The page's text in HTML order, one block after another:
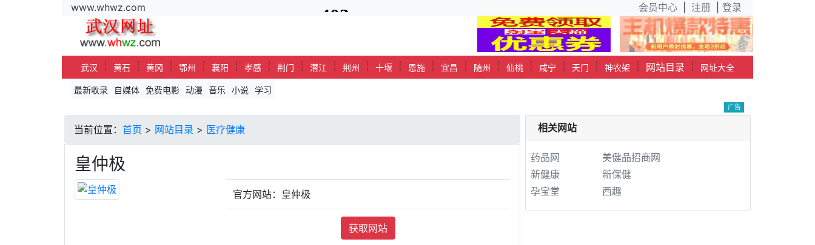
www.whwz.com 会员中心 注册 登录
武汉 ┊ 黄石 ┊ 黄冈 ┊ 鄂州 ┊ 襄阳 ┊ 孝感 ┊ 荆门 ┊ 潜江 ┊ 荆州 ┊ 十堰 ┊ 恩施 ┊ 宜昌 ┊ 随州 ┊ 仙桃 ┊ 咸宁 ┊ 天门 ┊ 神农架 ┊ 网站目录 ┊ 网址大全
最新收录 自媒体 免费电影 动漫 音乐 小说 学习
广告
当前位置： 首页 > 网站目录 > 医疗健康
皇仲极
官方网站：皇仲极
获取网站
相关网站
药品网
美健品招商网
新健康
新保健
孕宝堂
西趣